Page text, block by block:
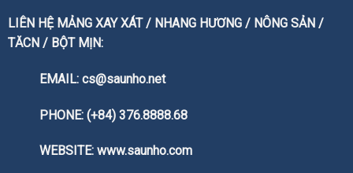
LIÊN HỆ MẢNG XAY XÁT / NHANG HƯƠNG / NÔNG SẢN /
TĂCN / BỘT MỊN:
EMAIL: cs@saunho.net
PHONE: (+84) 376.8888.68
WEBSITE: www.saunho.com